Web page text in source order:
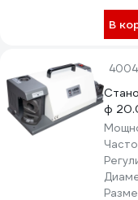
В
ф